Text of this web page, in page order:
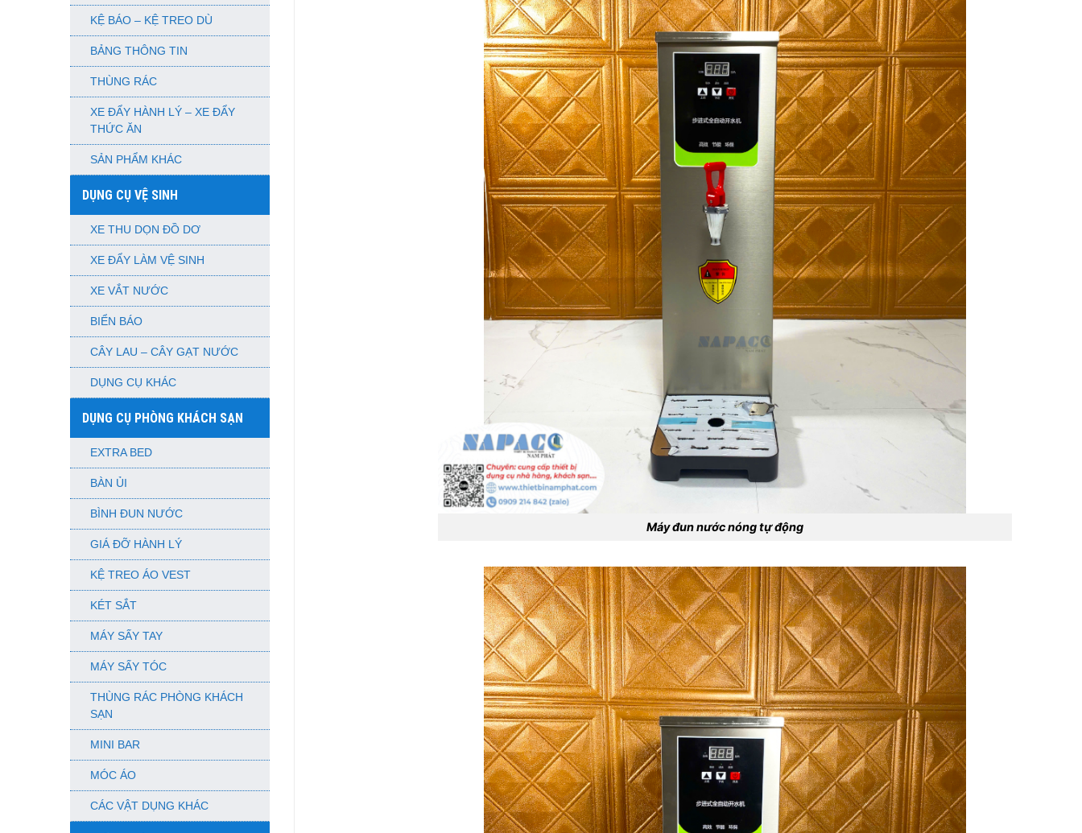
KỆ BÁO – KỆ TREO DÙ
BẢNG THÔNG TIN
THÙNG RÁC
XE ĐẨY HÀNH LÝ – XE ĐẨY
THỨC ĂN
SẢN PHẨM KHÁC
DỤNG CỤ VỆ SINH
XE THU DỌN ĐỒ DƠ
XE ĐẨY LÀM VỆ SINH
XE VẮT NƯỚC
BIỂN BÁO
CÂY LAU – CÂY GẠT NƯỚC
DỤNG CỤ KHÁC
DỤNG CỤ PHÒNG KHÁCH SẠN
EXTRA BED
BÀN ỦI
BÌNH ĐUN NƯỚC
GIÁ ĐỠ HÀNH LÝ
KỆ TREO ÁO VEST
KÉT SẮT
MÁY SẤY TAY
MÁY SẤY TÓC
THÙNG RÁC PHÒNG KHÁCH
SẠN
MINI BAR
MÓC ÁO
CÁC VẬT DỤNG KHÁC
Máy đun nước nóng tự động